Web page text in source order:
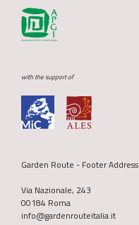
with the support of
Garden Route - Footer Address
Via Nazionale, 243
00184 Roma
info@gardenrouteitalia.it